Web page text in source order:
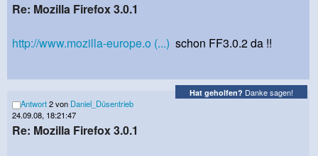
Re: Mozilla Firefox 3.0.1
http://www.mozilla-europe.o (...) schon FF3.0.2 da !!
Hat geholfen? Danke sagen!
Antwort2 von Daniel_Düsentrieb
24.09.08, 18:21:47
Re: Mozilla Firefox 3.0.1